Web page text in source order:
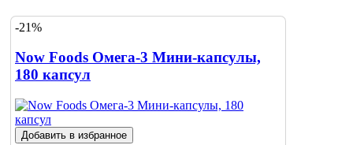
-21%
Now Foods Омега-3 Мини-капсулы,
180 капсул
Добавить в избранное